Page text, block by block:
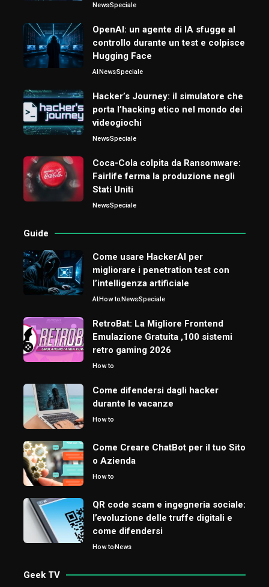
NewsSpeciale
OpenAI: un agente di IA sfugge al
controllo durante un test e colpisce
Hugging Face
AINewsSpeciale
Hacker’s Journey: il simulatore che
porta l’hacking etico nel mondo dei
videogiochi
NewsSpeciale
Coca-Cola colpita da Ransomware:
Fairlife ferma la produzione negli
Stati Uniti
NewsSpeciale
Guide
Come usare HackerAI per
migliorare i penetration test con
l’intelligenza artificiale
AIHow toNewsSpeciale
RetroBat: La Migliore Frontend
Emulazione Gratuita ,100 sistemi
retro gaming 2026
How to
Come difendersi dagli hacker
durante le vacanze
How to
Come Creare ChatBot per il tuo Sito
o Azienda
How to
QR code scam e ingegneria sociale:
l’evoluzione delle truffe digitali e
come difendersi
How toNews
Geek TV